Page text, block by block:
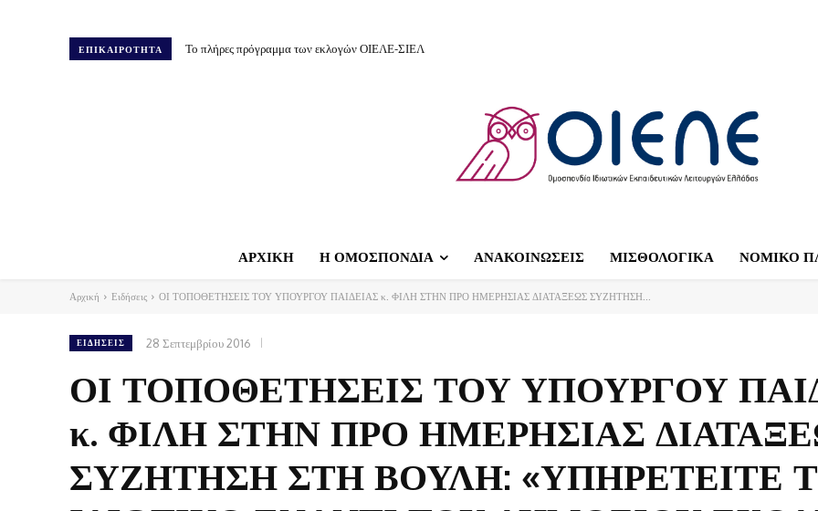
ΕΠΙΚΑΙΡΟΤΗΤΑ Το πλήρες πρόγραμμα των εκλογών ΟΙΕΛΕ-ΣΙΕΛ
ΑΡΧΙΚΗ Η ΟΜΟΣΠΟΝΔΙΑ ΑΝΑΚΟΙΝΩΣΕΙΣ ΜΙΣΘΟΛΟΓΙΚΑ ΝΟΜΙΚΟ
Αρχική Ειδήσεις ΟΙ ΤΟΠΟΘΕΤΗΣΕΙΣ ΤΟΥ ΥΠΟΥΡΓΟΥ ΠΑΙΔΕΙΑΣ κ. ΦΙΛΗ ΣΤΗΝ ΠΡΟ ΗΜΕΡΗΣΙΑΣ ΔΙΑΤΑΞΕΩΣ ΣΥΖΗΤΗΣΗ...
ΕΙΔΉΣΕΙΣ 28 Σεπτεμβρίου 2016
ΟΙ ΤΟΠΟΘΕΤΗΣΕΙΣ ΤΟΥ ΥΠΟΥΡΓΟΥ
κ. ΦΙΛΗ ΣΤΗΝ ΠΡΟ ΗΜΕΡΗΣΙΑΣ
ΣΥΖΗΤΗΣΗ ΣΤΗ ΒΟΥΛΗ: «ΥΠΗΡΕΤΕΙΤΕ